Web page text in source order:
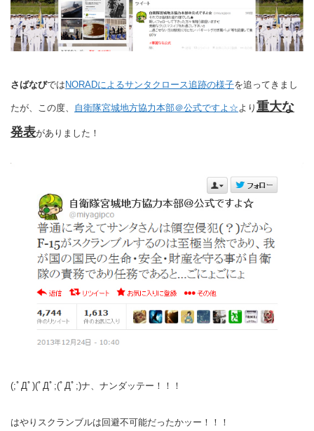
さばなびでは NORADによるサンタクロース追跡の様子を追ってきまし
たが、この度、 自衛隊宮城地方協力本部＠公式ですよ☆ より 重大な
発表がありました！
(;ﾟДﾟ)(ﾟДﾟ;(ﾟДﾟ;)ナ、ナンダッテー！！！
はやりスクランブルは回避不可能だったかッー！！！